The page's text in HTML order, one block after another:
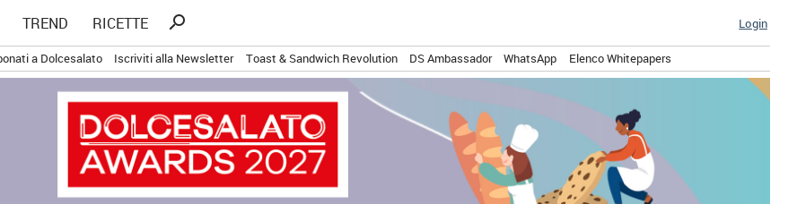
TREND RICETTE
Ricerca
search Login
a Dolcesalato Iscriviti alla Newsletter Toast & Sandwich Revolution DS Ambassador WhatsApp Elenco Whitepapers